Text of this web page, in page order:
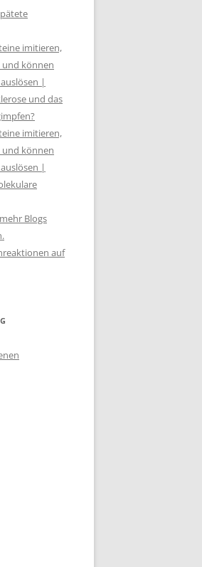
imitieren,
und können
|
und das
imitieren,
und können
|
Blogs
auf